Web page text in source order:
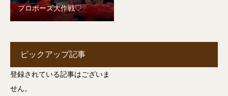
プロポーズ大作戦♡
ピックアップ記事
登録されている記事はございま
せん。